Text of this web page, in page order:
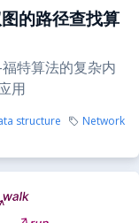
的路径查找算
特算法的复杂内
用
structure Network